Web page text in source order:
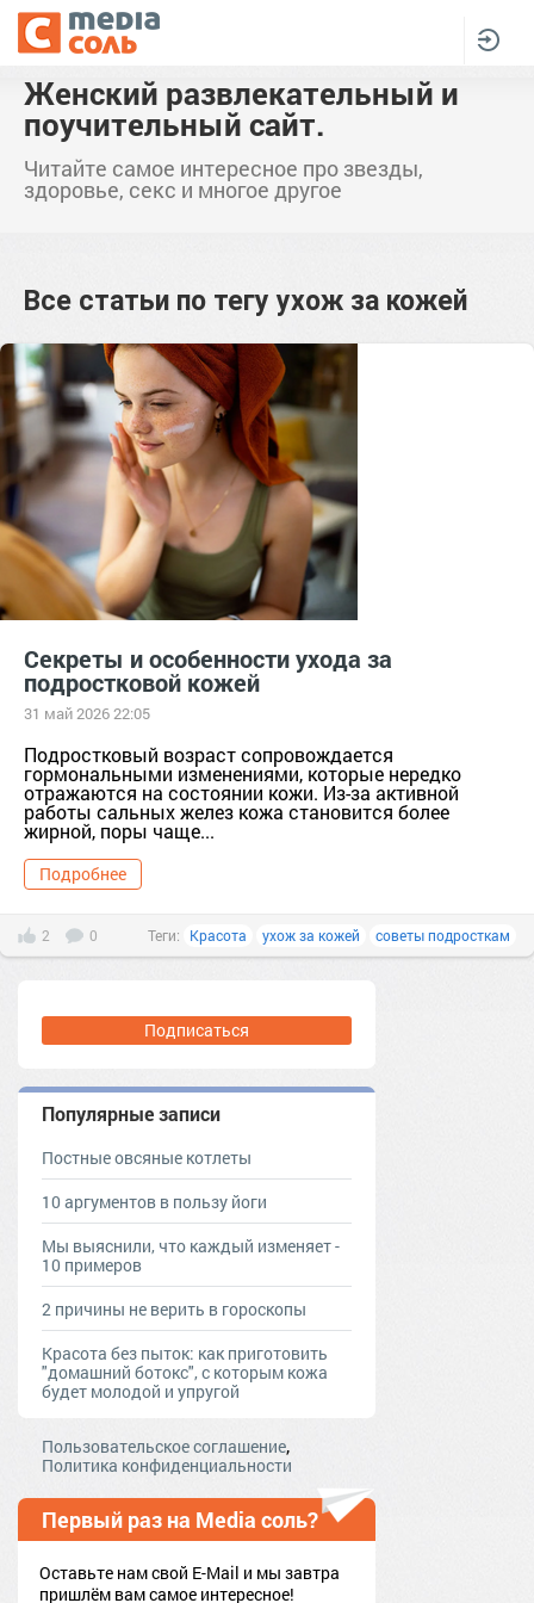
Женский развлекательный и
поучительный сайт.
Читайте самое интересное про звезды,
здоровье, секс и многое другое
Все статьи по тегуухож за кожей
Секреты и особенности ухода за
подростковой кожей
31 май 2026 22:05
Подростковый возраст сопровождается
гормональными изменениями, которые нередко
отражаются на состоянии кожи. Из-за активной
работы сальных желез кожа становится более
жирной, поры чаще...
Подробнее
2 0 Теги: Красота ухож за кожей советы подросткам
Подписаться
Популярные записи
Постные овсяные котлеты
10 аргументов в пользу йоги
Мы выяснили, что каждый изменяет -
10 примеров
2 причины не верить в гороскопы
Красота без пыток: как приготовить
"домашний ботокс", с которым кожа
будет молодой и упругой
Пользовательское соглашение,
Политика конфиденциальности
Первый раз на Media соль?
Оставьте нам свой E-Mail и мы завтра
пришлём вам самое интересное!